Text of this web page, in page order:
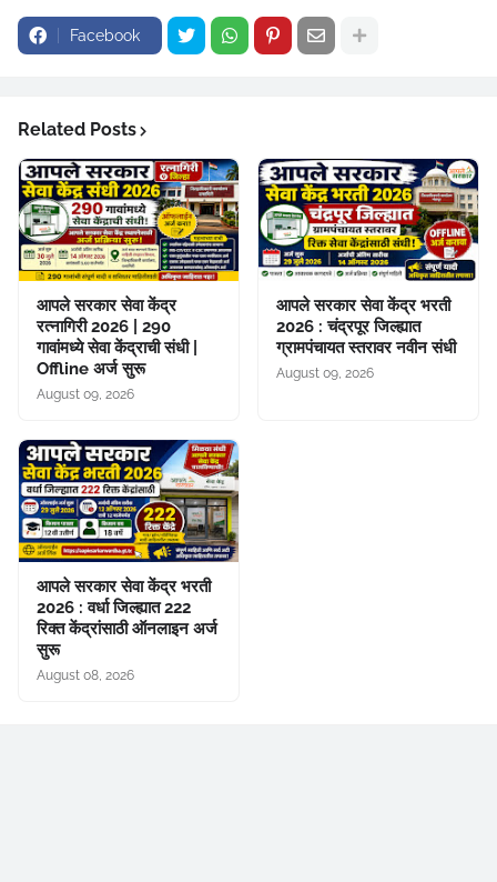
Facebook
Related Posts
आपले सरकार सेवा केंद्र
रत्नागिरी 2026 | 290
गावांमध्ये सेवा केंद्राची संधी |
Offline अर्ज सुरू
August 09, 2026
आपले सरकार सेवा केंद्र भरती
2026 : चंद्रपूर जिल्ह्यात
ग्रामपंचायत स्तरावर नवीन संधी
August 09, 2026
आपले सरकार सेवा केंद्र भरती
2026 : वर्धा जिल्ह्यात 222
रिक्त केंद्रांसाठी ऑनलाइन अर्ज
सुरू
August 08, 2026